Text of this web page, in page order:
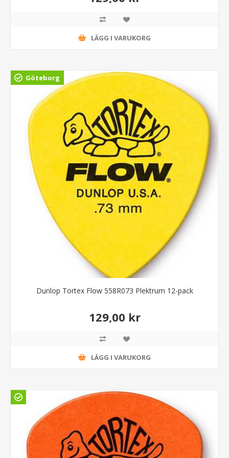
LÄGG I VARUKORG
Göteborg
Dunlop Tortex Flow 558R073 Plektrum 12-pack
129,00 kr
LÄGG I VARUKORG